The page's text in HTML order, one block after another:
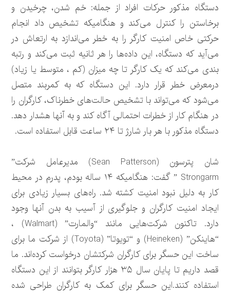
دستگاه مذکور حرکات افراد از جمله: خم شدن، چرخیدن و
برخاستن را کنترل می‌کند و هنگامیکه تشخیص داد انجام
حرکتی خاص امنیت کارگر را به خطر می‌اندازد به ارتعاش در
می‌آید که دستگاه، این داده‌ها را هر ثانیه ثبت می‌کند و رتبه
بندی می‌کند که یک کارگر تا چه میزان (کم ، متوسط یا زیاد)
درمعرض خطر قرار دارد. این دستگاه که به کمربند متصل
می‌شود که می‌تواند با تشخیص حالت‌های خطرناک، کارگران را
در هنگام کار از خطرات احتمالی آگاه کند و به آنها هشدار دهد.
دستگاه مذکور با هر بار شارژ تا ۲۴ ساعت قابل استفاده است.
شان پترسون (Sean Patterson) مدیرعامل شرکت”
Strongarm ” گفت: هنگامیکه ۱۴ ساله بودم، پدرم در محیط
کار به دلیل نبود امنیت کشته شد. راه‌های بسیار زیادی برای
ایجاد امنیت کارگران و جلوگیری از آسیب به بدن آنها وجود
دارد. تاکنون شرکت‌هایی مانند “والمارت” (Walmart) ،
“هاینکن” (Heineken) و “تویوتا” (Toyota) از شرکت ما برای
ساخت این حسگر برای کارگران شرکتشان درخواست کرده‌اند. ما
قصد داریم تا پایان سال ۳۵ هزار کارگر بتوانند از این دستگاه
استفاده کنند.این حسگر برای کمک به کارگران طراحی شده